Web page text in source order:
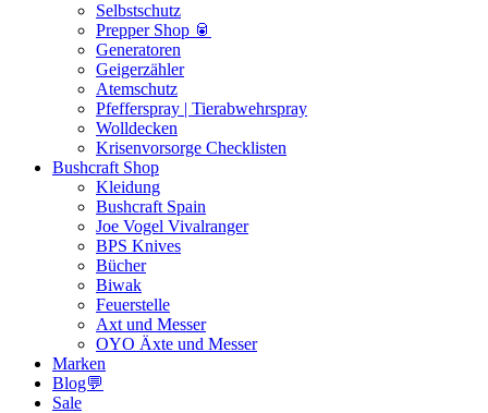
Selbstschutz
Prepper Shop 🥫
Generatoren
Geigerzähler
Atemschutz
Pfefferspray | Tierabwehrspray
Wolldecken
Krisenvorsorge Checklisten
Bushcraft Shop
Kleidung
Bushcraft Spain
Joe Vogel Vivalranger
BPS Knives
Bücher
Biwak
Feuerstelle
Axt und Messer
OYO Äxte und Messer
Marken
Blog💬
Sale